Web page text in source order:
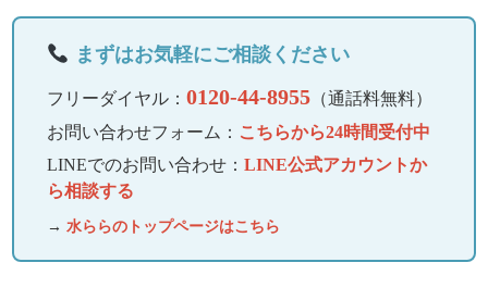
まずはお気軽にご相談ください
フリーダイヤル：0120-44-8955 （通話料無料）
お問い合わせフォーム： こちらから24時間受付中
LINEでのお問い合わせ：LINE公式アカウントか
ら相談する
→水ららのトップページはこちら